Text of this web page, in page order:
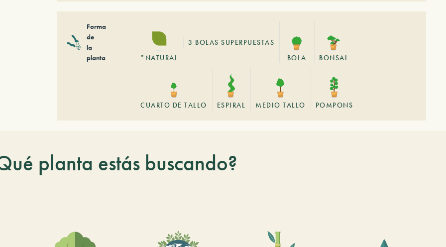
Forma
de
la
planta
*NATURAL
3 BOLAS SUPERPUESTAS
BOLA
BONSAI
CUARTO DE TALLO ESPIRAL MEDIO TALLO POMPONS
planta estás buscando?